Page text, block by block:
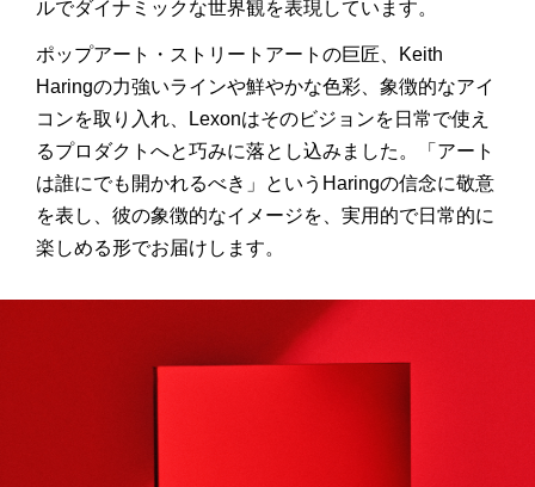
ルでダイナミックな世界観を表現しています。
ポップアート・ストリートアートの巨匠、
Keith
Haringの力強いラインや鮮やかな色彩、象徴的なアイ
コンを取り入れ、
Lexonはそのビジョンを日常で使え
るプロダクトへと巧みに落とし込みました。「アート
は誰にでも開かれるべき」という Haringの信念に敬意
を表し、彼の象徴的なイメージを、実用的で日常的に
楽しめる形でお届けします。